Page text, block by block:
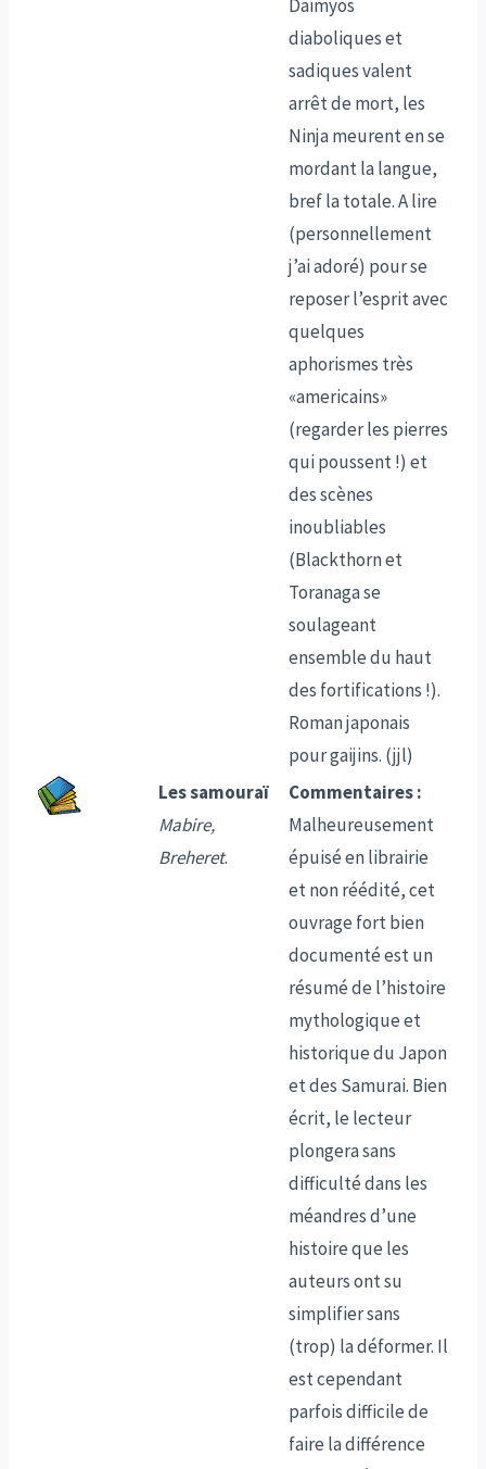
Daimyos
diaboliques et
sadiques valent
arrêt de mort, les
Ninja meurent en se
mordant la langue,
bref la totale. A lire
(personnellement
j’ai adoré) pour se
reposer l’esprit avec
quelques
aphorismes très
«americains»
(regarder les pierres
qui poussent !) et
des scènes
inoubliables
(Blackthorn et
Toranaga se
soulageant
ensemble du haut
des fortifications !).
Roman japonais
pour gaijins. (jjl)
Les samouraï
Mabire,
Breheret.
Commentaires :
Malheureusement
épuisé en librairie
et non réédité, cet
ouvrage fort bien
documenté est un
résumé de l’histoire
mythologique et
historique du Japon
et des Samurai. Bien
écrit, le lecteur
plongera sans
difficulté dans les
méandres d’une
histoire que les
auteurs ont su
simplifier sans
(trop) la déformer. Il
est cependant
parfois difficile de
faire la différence